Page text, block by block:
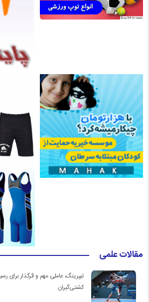
مقالات علمی
تیپرینگ، عاملی مهم و اثرگذار برای
کشتی‌گیران